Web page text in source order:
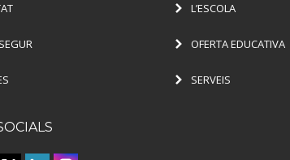
L’ESCOLA
OFERTA EDUCATIVA
SERVEIS